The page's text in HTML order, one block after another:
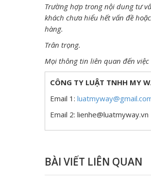
Trường hợp trong nội dung tư
khách chưa hiểu hết vấn đề
hàng.
Trân trọng.
Mọi thông tin liên quan đến
CÔNG TY LUẬT TNHH MY
Email 1:
Email 2: lienhe@luatmyway.vn
BÀI VIẾT LIÊN QUAN